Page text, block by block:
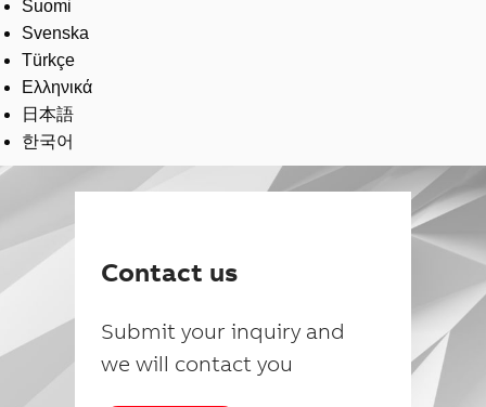
Suomi
Svenska
Türkçe
Ελληνικά
日本語
한국어
Contact us
Submit your inquiry and
we will contact you